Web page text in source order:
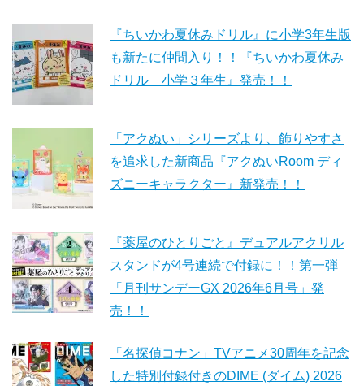
『ちいかわ夏休みドリル』に小学3年生版
も新たに仲間入り！！『ちいかわ夏休み
ドリル 小学３年生』発売！！
「アクぬい」シリーズより、飾りやすさ
を追求した新商品『アクぬいRoom ディ
ズニーキャラクター』新発売！！
『薬屋のひとりごと』デュアルアクリル
スタンドが4号連続で付録に！！第一弾
「月刊サンデーGX 2026年6月号」発
売！！
「名探偵コナン」TVアニメ30周年を記念
した特別付録付きのDIME (ダイム) 2026